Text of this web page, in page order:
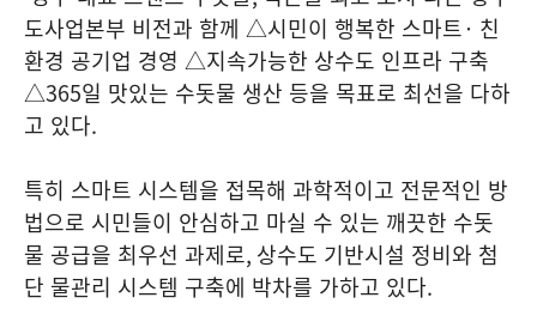
도사업본부 비전과 함께 △시민이 행복한 스마트· 친
환경 공기업 경영 △지속가능한 상수도 인프라 구축
△365일 맛있는 수돗물 생산 등을 목표로 최선을 다하
고 있다.
특히 스마트 시스템을 접목해 과학적이고 전문적인 방
법으로 시민들이 안심하고 마실 수 있는 깨끗한 수돗
물 공급을 최우선 과제로, 상수도 기반시설 정비와 첨
단 물관리 시스템 구축에 박차를 가하고 있다.